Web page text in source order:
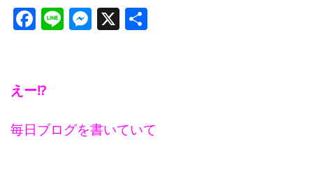
Facebook
LineMessenger
X
えー⁉
毎日ブログを書いていて